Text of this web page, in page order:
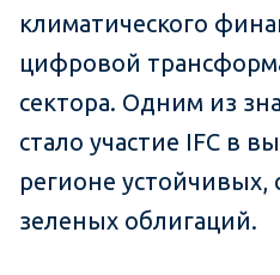
климатического
цифровой
сектора. Одним из
стало участие IFC в
регионе устойчивых,
зеленых облигаций.